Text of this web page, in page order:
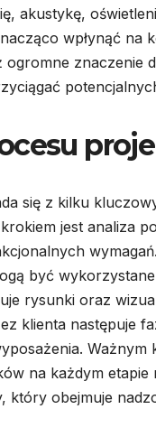
akustykę,
wpłynąć
znaczenie
się z kilku
jest analiza
być
rysunki oraz
klienta następuje
na każdym
który obejmuje